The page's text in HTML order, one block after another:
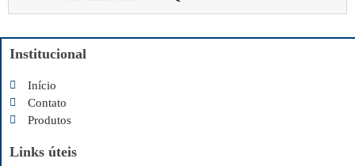
Institucional
Início
Contato
Produtos
Links úteis